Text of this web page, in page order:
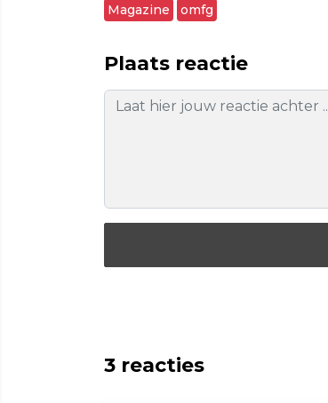
Magazine omfg
Plaats reactie
3 reacties